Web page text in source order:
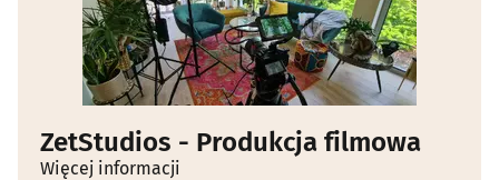
ZetStudios - Produkcja filmowa
Więcej informacji